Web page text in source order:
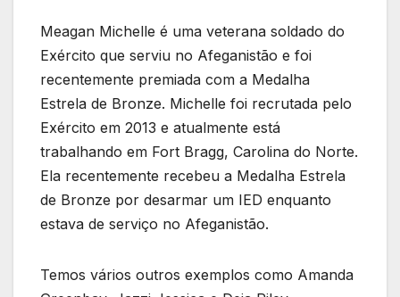
Meagan Michelle é uma veterana soldado do
Exército que serviu no Afeganistão e foi
recentemente premiada com a Medalha
Estrela de Bronze. Michelle foi recrutada pelo
Exército em 2013 e atualmente está
trabalhando em Fort Bragg, Carolina do Norte.
Ela recentemente recebeu a Medalha Estrela
de Bronze por desarmar um IED enquanto
estava de serviço no Afeganistão.
Temos vários outros exemplos como Amanda